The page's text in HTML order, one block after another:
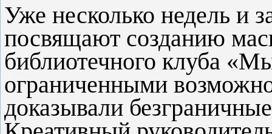
Уже несколько недель и
посвящают созданию
библиотечного клуба
ограниченными
доказывали